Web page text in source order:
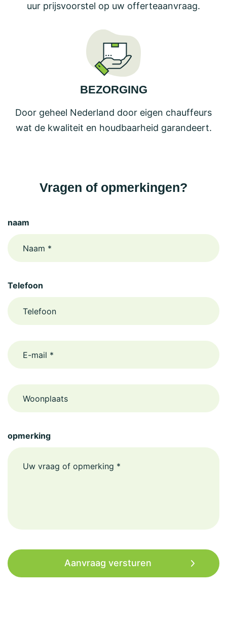
uur prijsvoorstel op uw offerteaanvraag.
BEZORGING
Door geheel Nederland door eigen chauffeurs
wat de kwaliteit en houdbaarheid garandeert.
Vragen of opmerkingen?
naam
Telefoon
email
Woonplaats
opmerking